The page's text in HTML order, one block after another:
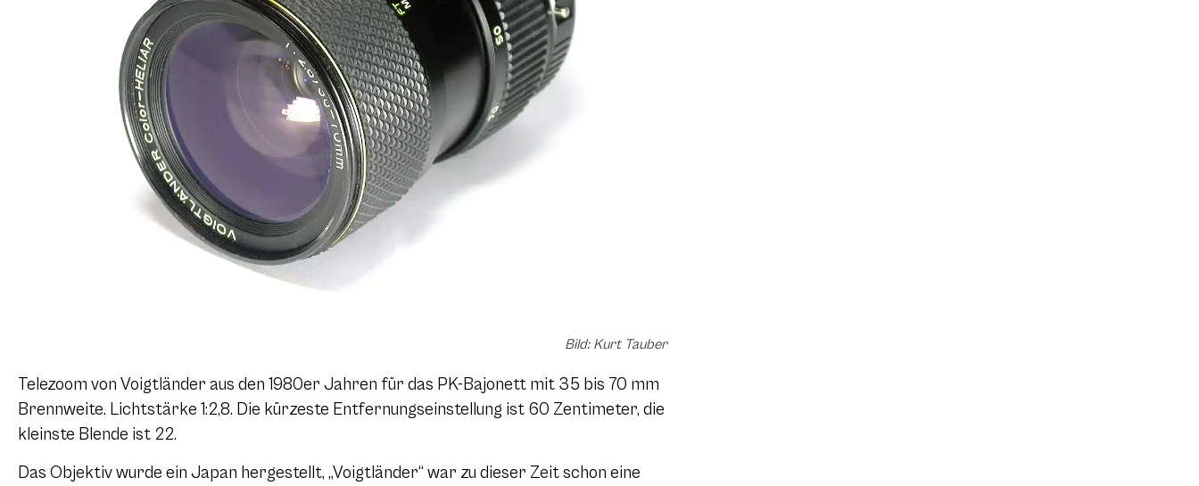
Bild: Kurt Tauber
Telezoom von Voigtländer aus den 1980er Jahren für das PK-Bajonett mit 35 bis 70 mm
Brennweite. Lichtstärke 1:2,8. Die kürzeste Entfernungseinstellung ist 60 Zentimeter, die
kleinste Blende ist 22.
Das Objektiv wurde ein Japan hergestellt, „Voigtländer“ war zu dieser Zeit schon eine